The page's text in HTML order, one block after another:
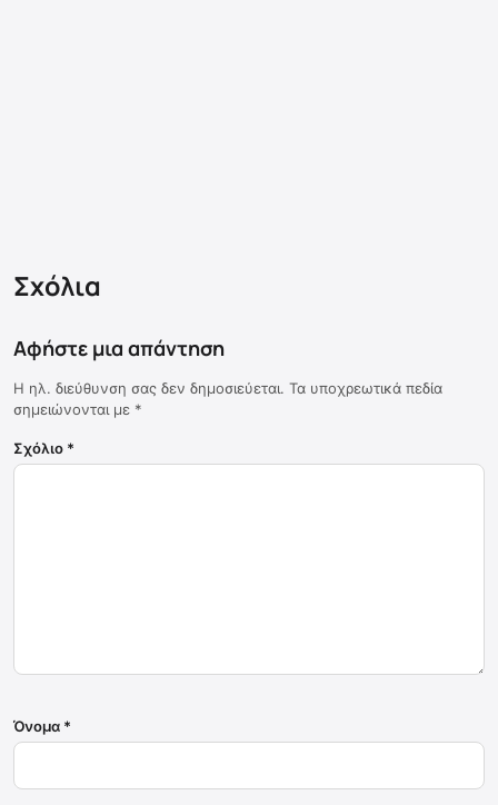
Σχόλια
Αφήστε μια απάντηση
Η ηλ. διεύθυνση σας δεν δημοσιεύεται. Τα υποχρεωτικά πεδία
σημειώνονται με *
Σχόλιο *
Όνομα *